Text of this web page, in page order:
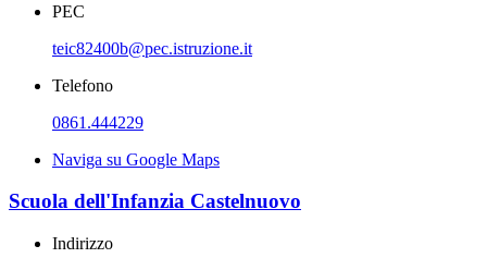
PEC
teic82400b@pec.istruzione.it
Telefono
0861.444229
Naviga su Google Maps
Scuola dell'Infanzia Castelnuovo
Indirizzo